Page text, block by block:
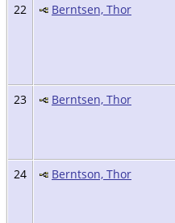
22 Berntsen, Thor
23 Berntsen, Thor
24 Berntson, Thor